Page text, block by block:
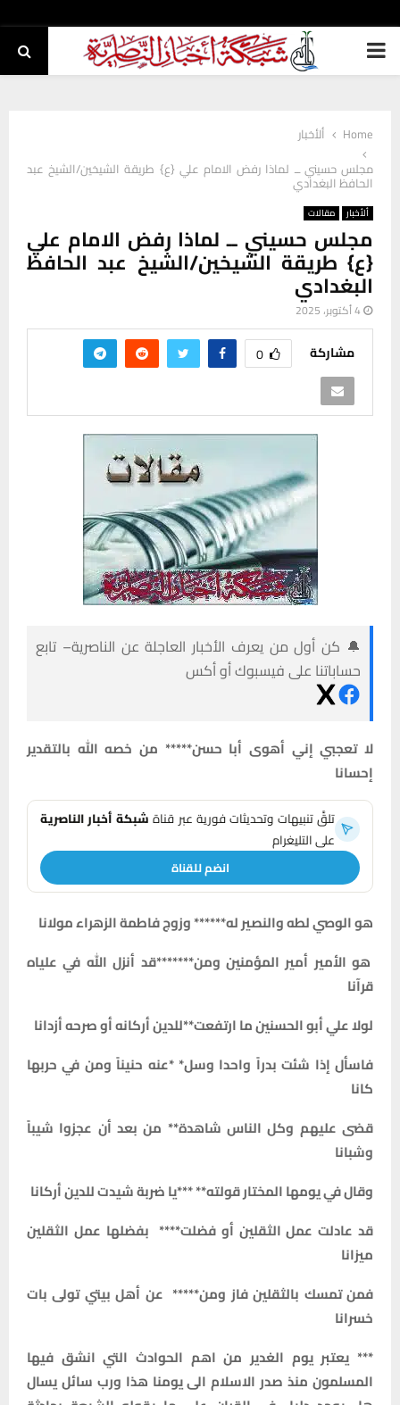
PRIMARY
Home
ألأخبار
مجلس حسيني ــ لماذا رفض الامام علي {ع} طريقة الشيخين/الشيخ عبد
الحافظ البغدادي
ألأخبار مقالات
مجلس حسيني ــ لماذا رفض الامام علي
{ع} طريقة الشيخين/الشيخ عبد الحافظ
البغدادي
4 أكتوبر، 2025
مشاركة 0
🔔 كن أول من يعرف الأخبار العاجلة عن الناصرية– تابع
حساباتنا على فيسبوك أو أكس
لا تعجبي إني أهوى أبا حسن***** من خصه الله بالتقدير
إحسانا
تلقَّ تنبيهات وتحديثات فورية عبر قناةشبكة أخبار الناصرية
على التليغرام
انضم للقناة
هو الوصي لطه والنصير له****** وزوج فاطمة الزهراء مولانا
هو الأمير أمير المؤمنين ومن*******قد أنزل الله في علياه
قرآنا
لولا علي أبو الحسنين ما ارتفعت**للدين أركانه أو صرحه أزدانا
فاسأل إذا شئت بدراً واحدا وسل* *عنه حنيناً ومن في حربها
كانا
قضى عليهم وكل الناس شاهدة** من بعد أن عجزوا شيباً
وشبانا
وقال في يومها المختار قولته** ***يا ضربة شيدت للدين أركانا
قد عادلت عمل الثقلين أو فضلت**** بفضلها عمل الثقلين
ميزانا
فمن تمسك بالثقلين فاز ومن***** عن أهل بيتي تولى بات
خسرانا
*** يعتبر يوم الغدير من اهم الحوادث التي انشق فيها
المسلمون منذ صدر الاسلام الى يومنا هذا ورب سائل يسال